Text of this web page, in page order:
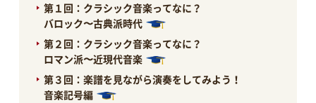
第１回：クラシック音楽ってなに？
バロック〜古典派時代
第２回：クラシック音楽ってなに？
ロマン派〜近現代音楽
第３回：楽譜を見ながら演奏をしてみよう！
音楽記号編